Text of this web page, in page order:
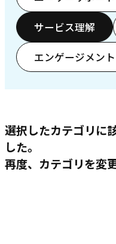
サービス理解
エンゲージメン
選択したカテゴリに
した。
再度、カテゴリを変